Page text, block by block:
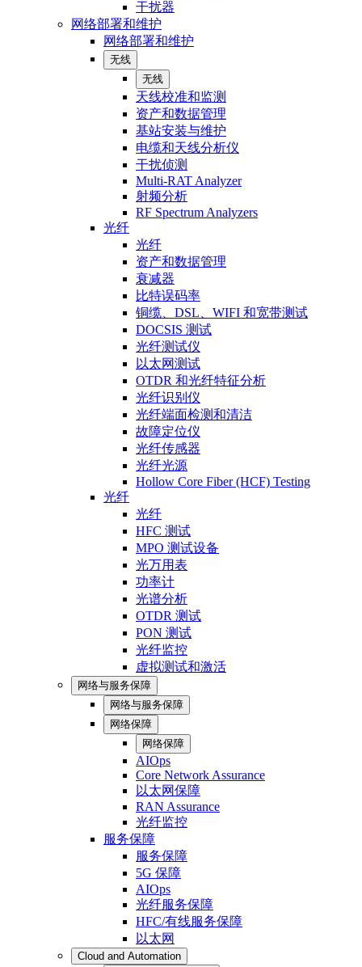
干扰器
网络部署和维护
网络部署和维护
无线
无线
天线校准和监测
资产和数据管理
基站安装与维护
电缆和天线分析仪
干扰侦测
Multi-RAT Analyzer
射频分析
RF Spectrum Analyzers
光纤
光纤
资产和数据管理
衰减器
比特误码率
铜缆、DSL、WIFI 和宽带测试
DOCSIS 测试
光纤测试仪
以太网测试
OTDR 和光纤特征分析
光纤识别仪
光纤端面检测和清洁
故障定位仪
光纤传感器
光纤光源
Hollow Core Fiber (HCF) Testing
光纤
光纤
HFC 测试
MPO 测试设备
光万用表
功率计
光谱分析
OTDR 测试
PON 测试
光纤监控
虚拟测试和激活
网络与服务保障
网络与服务保障
网络保障
网络保障
AIOps
Core Network Assurance
以太网保障
RAN Assurance
光纤监控
服务保障
服务保障
5G 保障
AIOps
光纤服务保障
HFC/有线服务保障
以太网
Cloud and Automation